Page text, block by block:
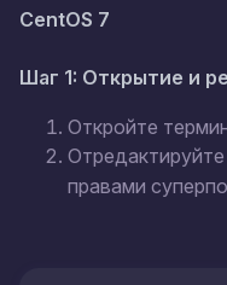
CentOS 7
Шаг 1: Открытие и
Откройте
правами